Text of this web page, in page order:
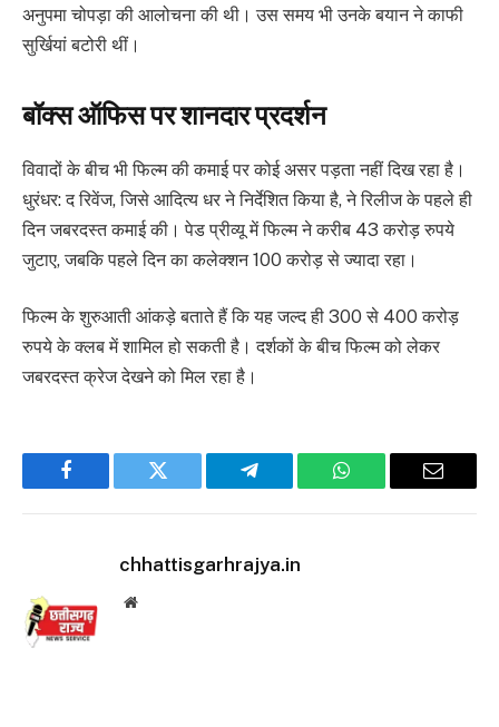
अनुपमा चोपड़ा की आलोचना की थी। उस समय भी उनके बयान ने काफी
सुर्खियां बटोरी थीं।
बॉक्स ऑफिस पर शानदार प्रदर्शन
विवादों के बीच भी फिल्म की कमाई पर कोई असर पड़ता नहीं दिख रहा है।
धुरंधर: द रिवेंज, जिसे आदित्य धर ने निर्देशित किया है, ने रिलीज के पहले ही
दिन जबरदस्त कमाई की। पेड प्रीव्यू में फिल्म ने करीब 43 करोड़ रुपये
जुटाए, जबकि पहले दिन का कलेक्शन 100 करोड़ से ज्यादा रहा।
फिल्म के शुरुआती आंकड़े बताते हैं कि यह जल्द ही 300 से 400 करोड़
रुपये के क्लब में शामिल हो सकती है। दर्शकों के बीच फिल्म को लेकर
जबरदस्त क्रेज देखने को मिल रहा है।
Facebook Twitter Telegram WhatsApp Email
chhattisgarhrajya.in
Website